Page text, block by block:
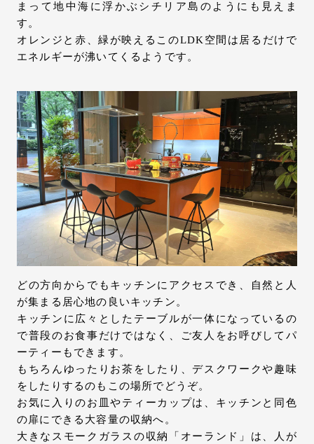
オンライン見積もり ショールームを探す
まって地中海に浮かぶシチリア島のようにも見えま
す。
オレンジと赤、緑が映えるこのLDK空間は居るだけで
エネルギーが沸いてくるようです。
どの方向からでもキッチンにアクセスでき、自然と人
が集まる居心地の良いキッチン。
キッチンに広々としたテーブルが一体になっているの
で普段のお食事だけではなく、ご友人をお呼びしてパ
ーティーもできます。
もちろんゆったりお茶をしたり、デスクワークや趣味
をしたりするのもこの場所でどうぞ。
お気に入りのお皿やティーカップは、キッチンと同色
の扉にできる大容量の収納へ。
大きなスモークガラスの収納「オーランド」は、人が